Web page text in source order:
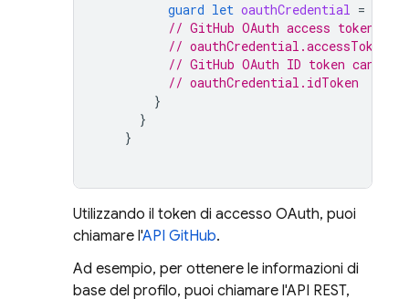
guard let oauthCredential =
// GitHub OAuth access token
// oauthCredential.accessToken
// GitHub OAuth ID token can
// oauthCredential.idToken
}
}
}
Utilizzando il token di accesso OAuth, puoi
chiamare l'API GitHub.
Ad esempio, per ottenere le informazioni di
base del profilo, puoi chiamare l'API REST,